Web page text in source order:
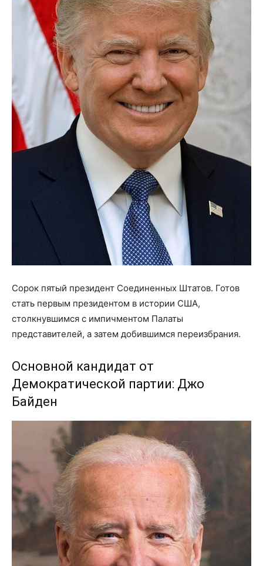
Сорок пятый президент Соединенных Штатов. Готов
стать первым президентом в истории США,
столкнувшимся с импичментом Палаты
представителей, а затем добившимся переизбрания.
Основной кандидат от
Демократической партии: Джо
Байден